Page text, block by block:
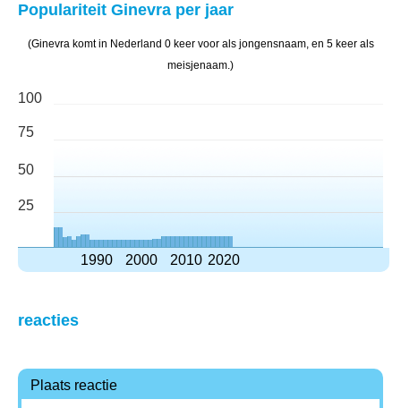
Populariteit Ginevra per jaar
(Ginevra komt in Nederland 0 keer voor als jongensnaam, en 5 keer als
meisjenaam.)
100
75
50
25
1990 2000 2010 2020
reacties
Plaats reactie